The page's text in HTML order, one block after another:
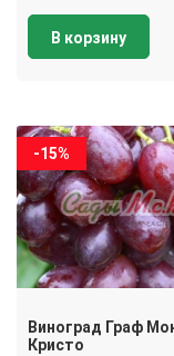
В корзину
-15%
Виноград Граф
Кристо